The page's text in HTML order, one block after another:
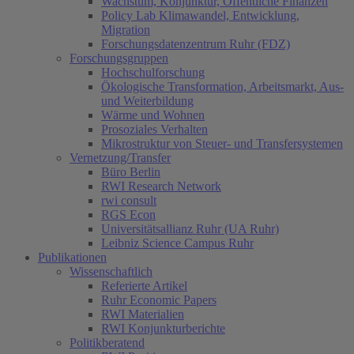
Policy Lab Klimawandel, Entwicklung,
Migration
Forschungsdatenzentrum Ruhr (FDZ)
Forschungsgruppen
Hochschulforschung
Ökologische Transformation, Arbeitsmarkt, Aus-
und Weiterbildung
Wärme und Wohnen
Prosoziales Verhalten
Mikrostruktur von Steuer- und Transfersystemen
Vernetzung/Transfer
Büro Berlin
RWI Research Network
rwi consult
RGS Econ
Universitätsallianz Ruhr (UA Ruhr)
Leibniz Science Campus Ruhr
Publikationen
Wissenschaftlich
Referierte Artikel
Ruhr Economic Papers
RWI Materialien
RWI Konjunkturberichte
Politikberatend